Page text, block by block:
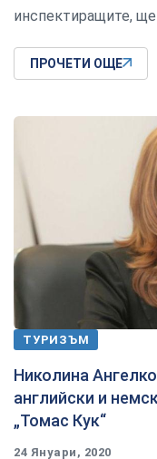
инспектиращите,
ПРОЧЕТИ ОЩЕ
ТУРИЗЪМ
Николина
английски и
„Томас Кук“
24 Януари, 2020